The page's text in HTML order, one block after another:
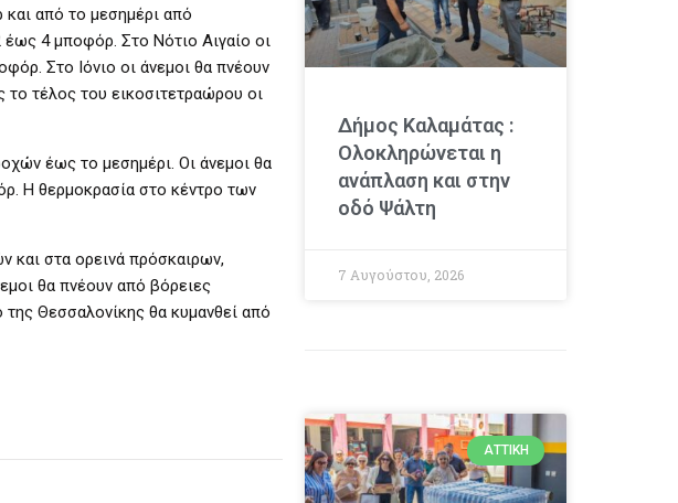
από το μεσημέρι από
4 μποφόρ. Στο Νότιο Αιγαίο οι
Στο Ιόνιο οι άνεμοι θα πνέουν
τέλος του εικοσιτετραώρου οι
έως το μεσημέρι. Οι άνεμοι θα
Η θερμοκρασία στο κέντρο των
και στα ορεινά πρόσκαιρων,
θα πνέουν από βόρειες
Θεσσαλονίκης θα κυμανθεί από
Δήμος Καλαμάτας :
Ολοκληρώνεται η
ανάπλαση και στην
οδό Ψάλτη
7 Αυγούστου, 2026
ΑΤΤΙΚΉ